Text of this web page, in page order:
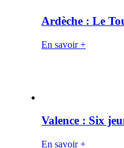
Ardèche : Le
En savoir +
Valence : Six
En savoir +